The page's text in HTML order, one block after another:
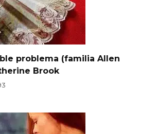
problema (familia Allen
Brook